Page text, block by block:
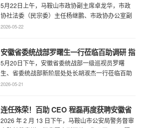
研指导工作
5月22日上午，马鞍山市政协副主席卓龙华，市政
协社法委（民宗委）主任杨继鹏、市政协办公室副
主任何慧、市政协专委会综合五科副科长 ...
2026-05-22
安徽省委统战部罗曙生一行莅临百助调研 指
导新阶层人士工作
5月20日下午，安徽省委统战部一级巡视员罗曙
生、省委统战部新阶层处处长胡淑杰一行莅临百助
走访调研，马鞍山市委统战部副部长王林陪 ...
2026-05-21
连任殊荣！百助 CEO 程磊再度获聘安徽省
公安厅党风政风警风监督员
2026 年 2 月 13 日下午，马鞍山市公安局警务督审